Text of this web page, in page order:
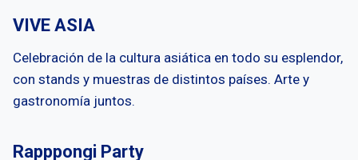
VIVE ASIA
Celebración de la cultura asiática en todo su esplendor,
con stands y muestras de distintos países. Arte y
gastronomía juntos.
Rapppongi Party